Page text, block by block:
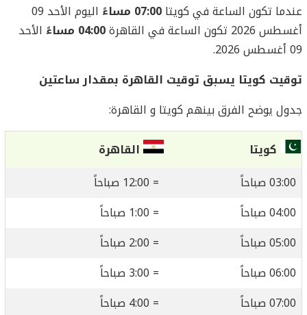
عندما تكون الساعة في كويتا07:00 مساءً
اليوم الأحد 09
أغسطس 2026 تكون الساعة في القاهرة
04:00 مساءً
الأحد
09 أغسطس 2026.
توقيت كويتا يسبق توقيت القاهرة بمقدار ساعتين
جدول يوضح الفرق بينهم كويتا و القاهرة:
كويتا
القاهرة
03:00 صباحاً
= 12:00 صباحاً
04:00 صباحاً
= 1:00 صباحاً
05:00 صباحاً
= 2:00 صباحاً
06:00 صباحاً
= 3:00 صباحاً
07:00 صباحاً
= 4:00 صباحاً